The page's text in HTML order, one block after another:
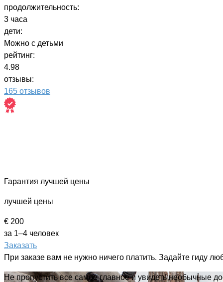
продолжительность:
3 часа
дети:
Можно с детьми
рейтинг:
4.98
отзывы:
165 отзывов
Гарантия лучшей цены
лучшей цены
€ 200
за 1–4 человек
Заказать
При заказе вам не нужно ничего платить. Задайте гиду
Не пропустить все самое главное и увидеть необычные